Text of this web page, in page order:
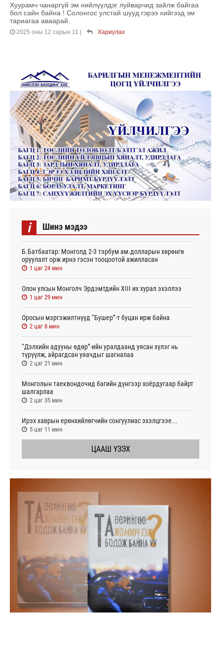
Хуурамч чанаргүй эм нийлүүлдэг луйварчид зайлж байгаа
бол сайн байна ! Солонгос улстай шууд гэрээ хийгээд эм
тариагаа аваарай.
2025 оны 12 сарын 11 | Хариулах
i Шинэ мэдээ
Б.Батбаатар: Монголд 2-3 тэрбум ам.долларын хөрөнгө
оруулалт орж ирнэ гэсэн тооцоотой ажилласан
1 цаг 24 мин
Олон улсын Монголч Эрдэмтдийн XIII их хурал эхэллээ
1 цаг 29 мин
Оросын мэргэжилтнүүд “Бушер”-т буцан ирж байна
2 цаг 8 мин
“Дэлхийн адууны өдөр”-ийн уралдаанд уясан хүлэг нь
түрүүлж, айрагдсан уяачдыг шагналаа
2 цаг 21 мин
Монголын таеквондочид багийн дүнгээр хоёрдугаар байрт
шалгарлаа
2 цаг 35 мин
Ирэх хаврын ерөнхийлөгчийн сонгуулиас эхэлцгээе...
5 цаг 11 мин
ЦААШ ҮЗЭХ